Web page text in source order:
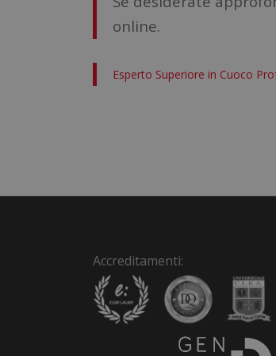
online.
Esperto Superiore in Cuoco
Accreditamenti: